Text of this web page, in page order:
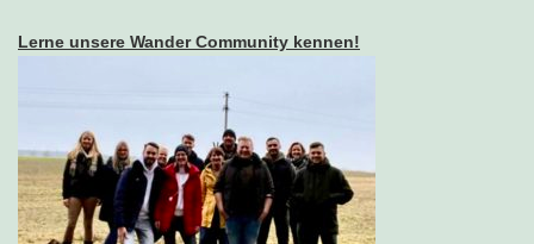
Lerne unsere Wander Community kennen!